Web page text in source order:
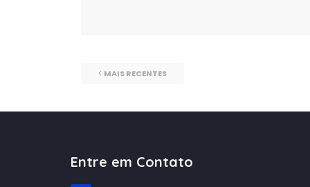
MAIS RECENTES
Entre em Contato